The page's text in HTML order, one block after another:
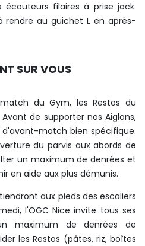
écouteurs filaires à prise jack.
rendre au guichet L en après-
SUR VOUS
du Gym, les Restos du
de supporter nos Aiglons,
match bien spécifique.
du parvis aux abords de
un maximum de denrées et
en aide aux plus démunis.
aux pieds des escaliers
l'OGC Nice invite tous ses
maximum de denrées de
les Restos (pâtes, riz, boîtes